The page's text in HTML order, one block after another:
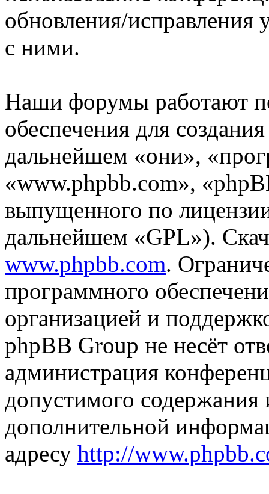
обновления/исправления
с ними.
Наши форумы работают
обеспечения для
дальнейшем «они»,
«www.phpbb.com»,
выпущенного по
дальнейшем «GPL»).
www.phpbb.com.
программного
организацией и
phpBB Group не несёт
администрация
допустимого
дополнительной
адресу http://